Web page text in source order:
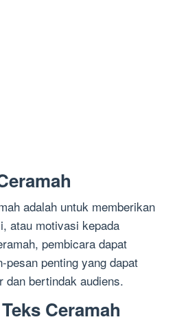
adalah untuk memberikan
atau motivasi kepada
pembicara dapat
pesan penting yang dapat
dan bertindak audiens.
Ceramah